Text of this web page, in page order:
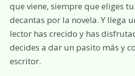
que viene, siempre que eliges
decantas por la novela. Y llega
lector has crecido y has
decides a dar un pasito más y
escritor.